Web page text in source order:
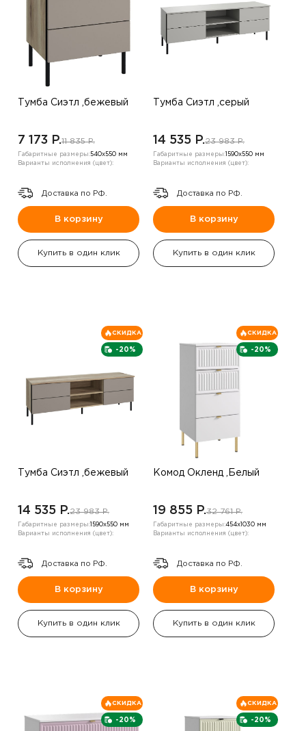
Тумба Сиэтл ,бежевый
7 173 P.11 835 P.
Габаритные размеры:540х550 мм
Варианты исполнения (цвет):
Доставка по РФ.
В корзину
Купить в один клик
Тумба Сиэтл ,серый
14 535 P.23 983 P.
Габаритные размеры: 1590х550 мм
Варианты исполнения (цвет):
Доставка по РФ.
В корзину
Купить в один клик
-20%
СКИДКА
Тумба Сиэтл ,бежевый
14 535 P.23 983 P.
Габаритные размеры: 1590х550 мм
Варианты исполнения (цвет):
Доставка по РФ.
В корзину
Купить в один клик
-20%
СКИДКА
Комод Окленд ,Белый
19 855 P.32 761 P.
Габаритные размеры:454х1030 мм
Варианты исполнения (цвет):
Доставка по РФ.
В корзину
Купить в один клик
-20%
СКИДКА
-20%
СКИДКА